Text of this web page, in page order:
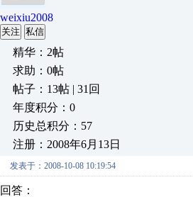
weixiu2008
关注 私信
精华：2帖
求助：0帖
帖子：13帖 | 31回
年度积分：0
历史总积分：57
注册：2008年6月13日
发表于：2008-10-08 10:19:54
回答：